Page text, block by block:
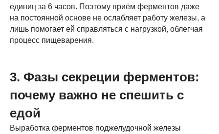
единиц за 6 часов. Поэтому приём ферментов даже
на постоянной основе не ослабляет работу железы, а
лишь помогает ей справляться с нагрузкой, облегчая
процесс пищеварения.
3. Фазы секреции ферментов:
почему важно не спешить с
едой
Выработка ферментов поджелудочной железы